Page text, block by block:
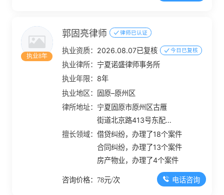
执业8年
郭固亮律师 律师已认证
执业资质： 2026.08.07已复核 今日已复核
执业律所： 宁夏诺盛律师事务所
执业年限： 8年
执业地区：
固原–原州区
律所地址： 宁夏固原市原州区古雁
街道北京路413号东配
楼
擅长领域：借贷纠纷，办理了18个案件
合同纠纷，办理了13个案件
房产物业，办理了4个案件
咨询价格：78元/次 电话咨询